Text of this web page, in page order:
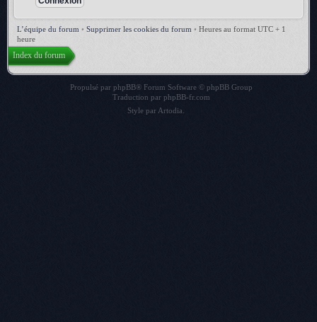
L’équipe du forum • Supprimer les cookies du forum • Heures au format UTC + 1
heure
Index du forum
Propulsé par phpBB® Forum Software © phpBB Group
Traduction par phpBB-fr.com
Style par Artodia